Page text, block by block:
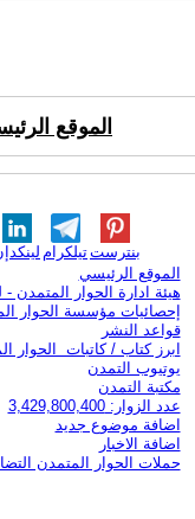
الموقع
تيلكرامبنترست
الموقع الرئيسي
هيئة ادارة الحوار المتمدن -
إحصائيات مؤسسة الحوار
قواعد النشر
ابرز كتاب / كاتبات الحوار
يوتيوب التمدن
مكتبة التمدن
عدد الزوار: 3,429,800,400
اضافة موضوع جديد
اضافة الاخبار
حملات الحوار المتمدن